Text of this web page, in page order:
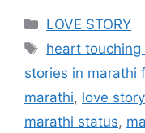
Categories
LOVE STORY
Tags
heart
stories in marathi
marathi, love
marathi status,